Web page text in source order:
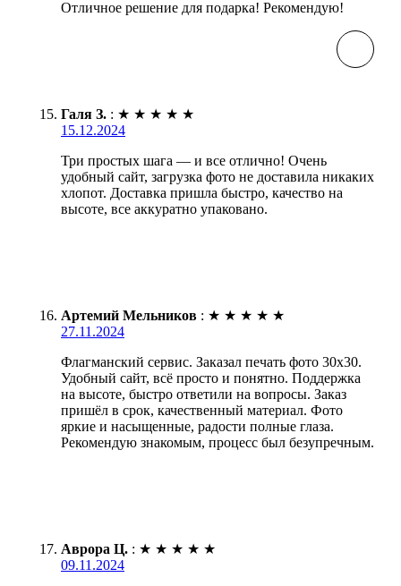
Отличное решение для подарка! Рекомендую!
Галя З. : ★ ★ ★ ★ ★
15.12.2024
Три простых шага — и все отлично! Очень
удобный сайт, загрузка фото не доставила никаких
хлопот. Доставка пришла быстро, качество на
высоте, все аккуратно упаковано.
Артемий Мельников : ★ ★ ★ ★ ★
27.11.2024
Флагманский сервис. Заказал печать фото 30х30.
Удобный сайт, всё просто и понятно. Поддержка
на высоте, быстро ответили на вопросы. Заказ
пришёл в срок, качественный материал. Фото
яркие и насыщенные, радости полные глаза.
Рекомендую знакомым, процесс был безупречным.
Аврора Ц. : ★ ★ ★ ★ ★
09.11.2024